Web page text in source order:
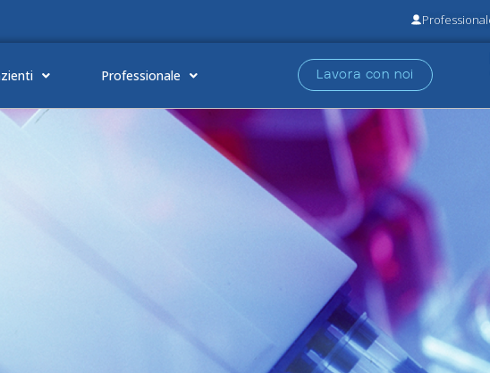
Professionale Lavora con noi